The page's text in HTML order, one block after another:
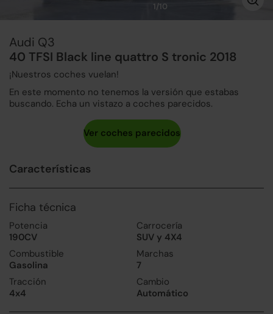
1/10
Audi Q3
40 TFSI Black line quattro S tronic 2018
¡Nuestros coches vuelan!
En este momento no tenemos la versión que estabas
buscando. Echa un vistazo a coches parecidos.
Características
Ficha técnica
Potencia
190CV
Carrocería
SUV y 4X4
Combustible
Gasolina
Marchas
7
Tracción
4x4
Cambio
Automático